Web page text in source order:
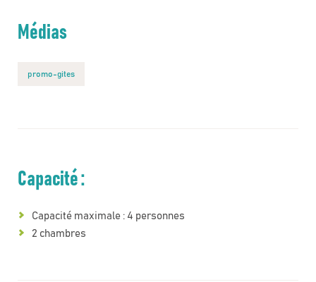
Médias
promo-gites
Capacité :
Capacité maximale : 4 personnes
2 chambres